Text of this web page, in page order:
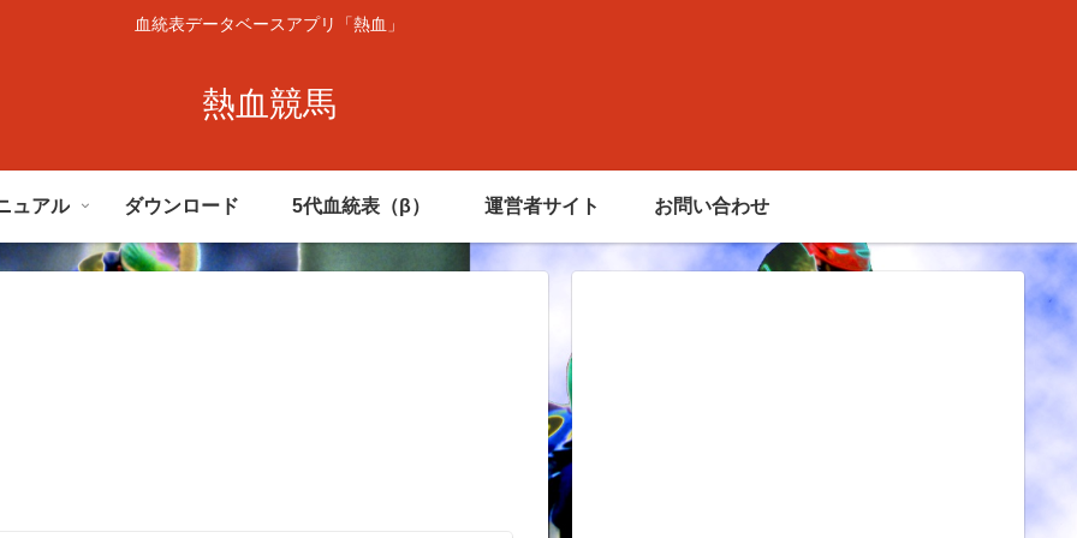
血統表データベースアプリ「熱血」
熱血競馬
ュアル ダウンロード 5代血統表（β） 運営者サイト お問い合わせ